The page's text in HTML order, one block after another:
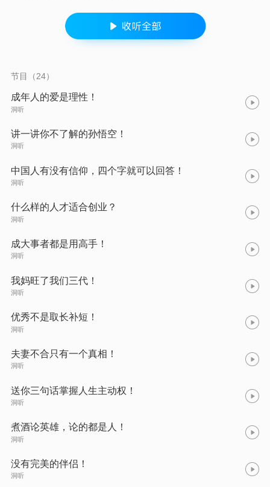
节目（24）
成年人的爱是理性！
洞听
讲一讲你不了解的孙悟空！
洞听
中国人有没有信仰，四个字就可以回答！
洞听
什么样的人才适合创业？
洞听
成大事者都是用高手！
洞听
我妈旺了我们三代！
洞听
优秀不是取长补短！
洞听
夫妻不合只有一个真相！
洞听
送你三句话掌握人生主动权！
洞听
煮酒论英雄，论的都是人！
洞听
没有完美的伴侣！
洞听